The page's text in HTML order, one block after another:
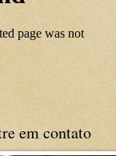
em contato